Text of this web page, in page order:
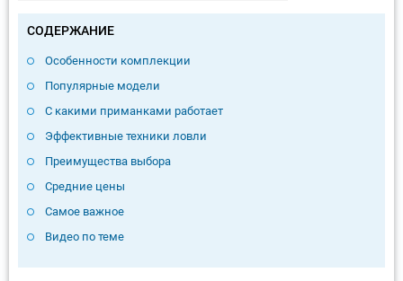
СОДЕРЖАНИЕ
Особенности комплекции
Популярные модели
С какими приманками работает
Эффективные техники ловли
Преимущества выбора
Средние цены
Самое важное
Видео по теме